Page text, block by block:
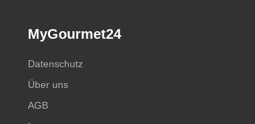
MyGourmet24
Datenschutz
Über uns
AGB